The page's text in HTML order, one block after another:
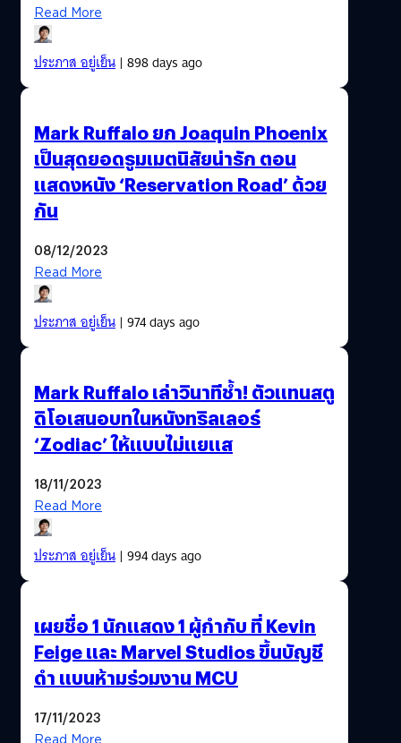
Read More
ประภาส อยู่เย็น| 898 days ago
Mark Ruffalo ยก Joaquin Phoenix
เป็นสุดยอดรูมเมตนิสัยน่ารัก ตอน
แสดงหนัง ‘Reservation Road’ ด้วย
กัน
08/12/2023
Read More
ประภาส อยู่เย็น| 974 days ago
Mark Ruffalo เล่าวินาทีช้ำ! ตัวแทนสตู
ดิโอเสนอบทในหนังทริลเลอร์
‘Zodiac’ ให้แบบไม่แยแส
18/11/2023
Read More
ประภาส อยู่เย็น| 994 days ago
เผยชื่อ 1 นักแสดง 1 ผู้กำกับ ที่ Kevin
Feige และ Marvel Studios ขึ้นบัญชี
ดำ แบนห้ามร่วมงาน MCU
17/11/2023
Read More